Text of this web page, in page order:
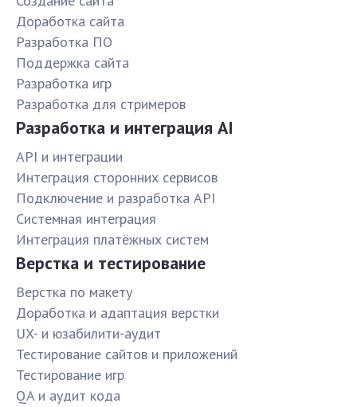
Доработка сайта
Разработка ПО
Поддержка сайта
Разработка игр
Разработка для стримеров
Разработка и интеграция AI
API и интеграции
Интеграция сторонних сервисов
Подключение и разработка API
Системная интеграция
Интеграция платёжных систем
Верстка и тестирование
Верстка по макету
Доработка и адаптация верстки
UX- и юзабилити-аудит
Тестирование сайтов и приложений
Тестирование игр
QA и аудит кода